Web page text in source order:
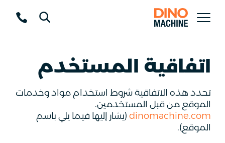
اتفاقية المستخدم
تحدد هذه الاتفاقية شروط استخدام مواد وخدمات
الموقع من قبل المستخدمين.
dinomachine.com (يشار إليها فيما يلي باسم
الموقع).